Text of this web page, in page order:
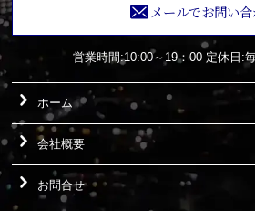
メールでお問い
営業時間:10:00～19：00 定休日:
ホーム
会社概要
お問合せ